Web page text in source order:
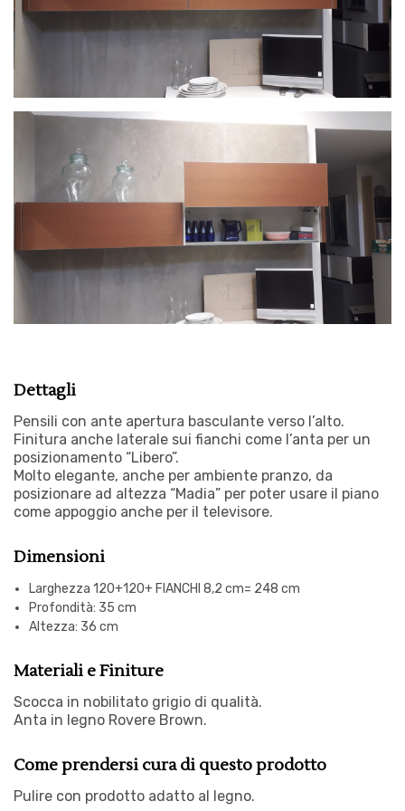
Dettagli
Pensili con ante apertura basculante verso l’alto.
Finitura anche laterale sui fianchi come l’anta per un
posizionamento “Libero”.
Molto elegante, anche per ambiente pranzo, da
posizionare ad altezza “Madia” per poter usare il piano
come appoggio anche per il televisore.
Dimensioni
Larghezza 120+120+ FIANCHI 8,2 cm= 248 cm
Profondità: 35 cm
Altezza: 36 cm
Materiali e Finiture
Scocca in nobilitato grigio di qualità.
Anta in legno Rovere Brown.
Come prendersi cura di questo prodotto
Pulire con prodotto adatto al legno.